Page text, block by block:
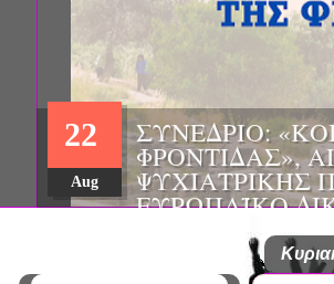
ΗΜΕΡΙΔΑ:
ΠΟΥ
ΠΑΘΟΛΟΓΟΣ",
ΠΑΘΟΛΟΓΙΑΣ
ΤΙΣ Α' & Β'
ΚΛΙΝΙΚΕΣ ΠΓΝΙ
01
Mar